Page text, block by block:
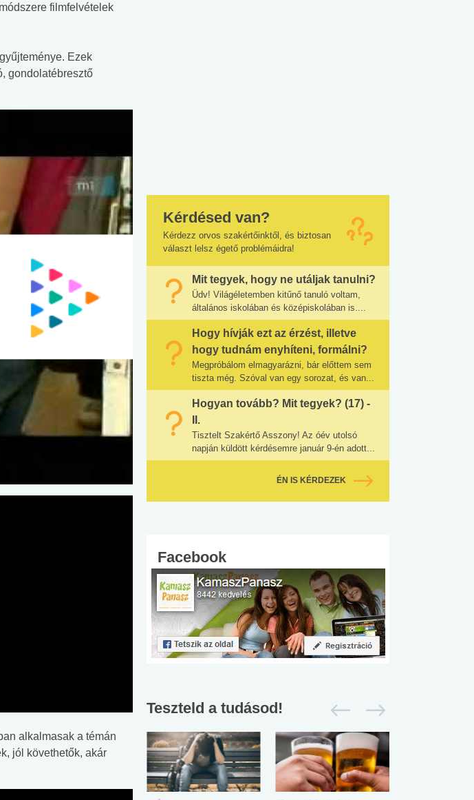
filmfelvételek
Ezek
gondolatébresztő
alkalmasak a témán
jól követhetők, akár
Kérdésed van?
Kérdezz orvos szakértőinktől, és biztosan
választ lelsz égető problémáidra!
Mit tegyek, hogy ne utáljak tanulni?
Üdv! Világéletemben kitűnő tanuló voltam,
általános iskolában és középiskolában is....
Hogy hívják ezt az érzést, illetve
hogy tudnám enyhíteni, formálni?
Megpróbálom elmagyarázni, bár előttem sem
tiszta még. Szóval van egy sorozat, és van...
Hogyan tovább? Mit tegyek? (17) -
II.
Tisztelt Szakértő Asszony! Az óév utolsó
napján küldött kérdésemre január 9-én adott...
ÉN IS KÉRDEZEK
Facebook
Teszteld a tudásod!